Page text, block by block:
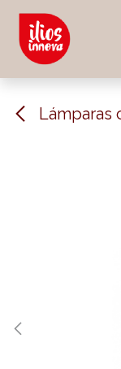
Ir al contenido
Lámparas